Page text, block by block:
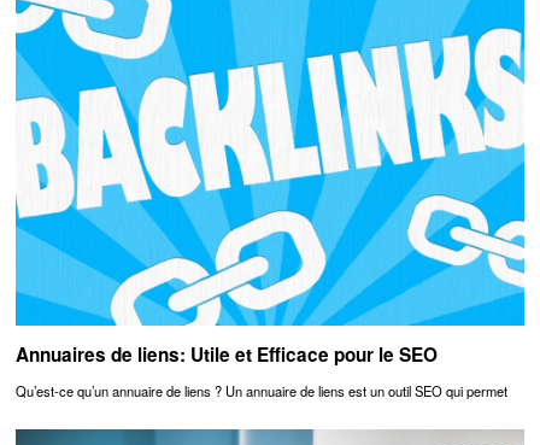
Annuaires de liens: Utile et Efficace pour le SEO
Qu’est-ce qu’un annuaire de liens ? Un annuaire de liens est un outil SEO qui permet